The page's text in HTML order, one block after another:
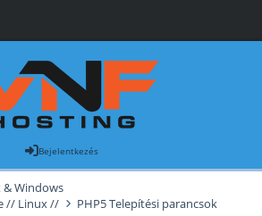
Bejelentkezés
& Windows
// Linux //
PHP5 Telepítési parancsok